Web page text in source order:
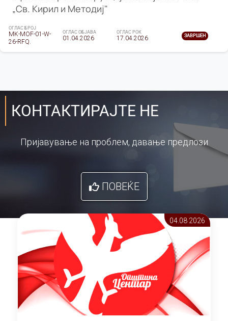
„Св. Кирил и Методиј"
ОГЛАС БРОЈ
MK-MOF-01-W-
26-RFQ.
ОГЛАС ОБЈАВА
01.04.2026
ОГЛАС РОК
17.04.2026 ЗАВРШЕН
КОНТАКТИРАЈТЕ НЕ
Пријавување на проблем, давање предлози
ПОВЕЌЕ
04.08 2026